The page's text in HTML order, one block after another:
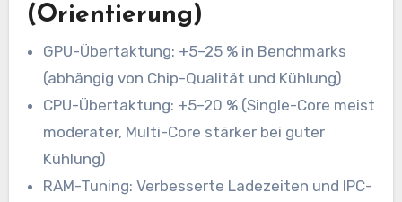
(Orientierung)
GPU-Übertaktung: +5–25 % in Benchmarks
(abhängig von Chip-Qualität und Kühlung)
CPU-Übertaktung: +5–20 % (Single-Core meist
moderater, Multi-Core stärker bei guter
Kühlung)
RAM-Tuning: Verbesserte Ladezeiten und IPC-